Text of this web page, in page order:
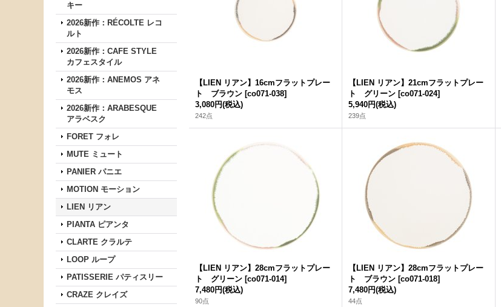
キー
2026新作：RÉCOLTE レコ
ルト
2026新作：CAFE STYLE
カフェスタイル
2026新作：ANEMOS アネ
モス
2026新作：ARABESQUE
アラベスク
FORET フォレ
MUTE ミュート
PANIER パニエ
MOTION モーション
LIEN リアン
PIANTA ピアンタ
CLARTE クラルテ
LOOP ループ
PATISSERIE パティスリー
CRAZE クレイズ
【LIEN リアン】16cmフラットプレー
ト ブラウン [co071-038]
3,080円(税込)
242点
【LIEN リアン】21cmフラットプレー
ト グリーン [co071-024]
5,940円(税込)
239点
【LIEN リアン】28cmフラットプレー
ト グリーン [co071-014]
7,480円(税込)
90点
【LIEN リアン】28cmフラットプレー
ト ブラウン [co071-018]
7,480円(税込)
44点